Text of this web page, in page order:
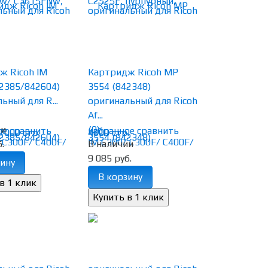
сравнить
Ricoh IM
842604)
для R...
избранное сравнить
Картридж Ricoh MP
3554 (842348)
оригинальный для Ricoh
Af...
(0)
В наличии
9 085 руб.
В корзину